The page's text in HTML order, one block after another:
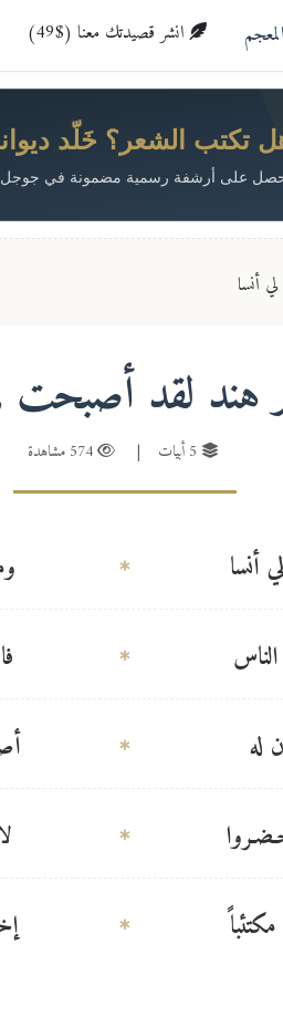
المعجم انشر قصيدتك معنا ($49)
تكتب الشعر؟ خَلّد
على أرشفة رسمية مضمونة في جوجل
أنسا
هند لقد أصبحت
| 574 مشاهدة
أنسا
له